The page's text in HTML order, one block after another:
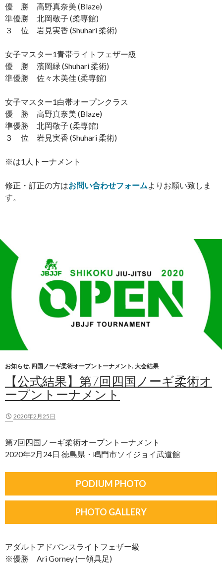
優 勝 高野真奈美 (Blaze)
準優勝 北岡敬子 (柔専館)
３ 位 岩見実香 (Shuhari 柔術)
女子マスター1青帯ライトフェザー級
優 勝 濱岡緑 (Shuhari 柔術)
準優勝 佐々木美佳 (柔専館)
女子マスター1白帯オープンクラス
優 勝 高野真奈美 (Blaze)
準優勝 北岡敬子 (柔専館)
３ 位 岩見実香 (Shuhari 柔術)
※は1人トーナメント
修正・訂正の方はお問い合わせフォームよりお願い致しま
す。
お知らせ, 四国ノーギ柔術オープントーナメント, 大会結果
【公式結果】第7回四国ノーギ柔術オ
ープントーナメント
2020年2月25日
第7回四国ノーギ柔術オープントーナメント
2020年2月24日 徳島県・鳴門市ソイジョイ武道館
PODIUM PHOTO
PHOTO GALLERY
アダルトアドバンスライトフェザー級
※優勝 Ari Gorney (一領具足)